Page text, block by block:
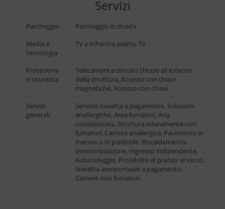
Servizi
Parcheggio
Parcheggio in strada
Media e
tecnologia
TV a schermo piatto, TV
Protezione
e sicurezza
Telecamere a circuito chiuso all esterno
della struttura, Accesso con chiavi
magnetiche, Accesso con chiavi
Servizi
generali
Servizio navetta a pagamento, Soluzioni
anallergiche, Area fumatori, Aria
condizionata, Struttura interamente non
fumatori, Camera anallergica, Pavimento in
marmo o in piastrelle, Riscaldamento,
Insonorizzazione, Ingresso indipendente,
Autonoleggio, Possibilità di pranzo al sacco,
Navetta aeroportuale a pagamento,
Camere non fumatori